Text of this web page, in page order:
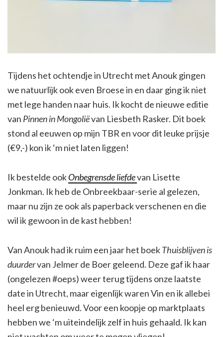
Tijdens het ochtendje in Utrecht met Anouk gingen
we natuurlijk ook even Broese in en daar ging ik niet
met lege handen naar huis. Ik kocht de nieuwe editie
van Pinnen in Mongoliëvan Liesbeth Rasker. Dit boek
stond al eeuwen op mijn TBR en voor dit leuke prijsje
(€9,-) kon ik ‘m niet laten liggen!
Ik bestelde ookOnbegrensde liefdevan Lisette
Jonkman. Ik heb de Onbreekbaar-serie al gelezen,
maar nu zijn ze ook als paperback verschenen en die
wil ik gewoon in de kast hebben!
Van Anouk had ik ruim een jaar het boekThuisblijven is
duurdervan Jelmer de Boer geleend. Deze gaf ik haar
(ongelezen #oeps) weer terug tijdens onze laatste
date in Utrecht, maar eigenlijk waren Vin en ik allebei
heel erg benieuwd. Voor een koopje op marktplaats
hebben we ‘m uiteindelijk zelf in huis gehaald. Ik kan